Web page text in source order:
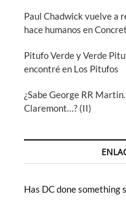
Paul Chadwick vuelve a
hace humanos en
Pitufo Verde y Verde
encontré en Los Pitufos
¿Sabe George RR
Claremont…? (II)
Has DC done something